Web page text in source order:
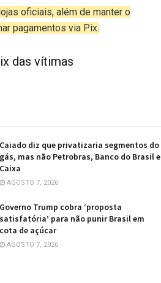
oficiais, além de manter o
pagamentos via Pix.
das vítimas
Caiado diz que privatizaria segmentos do
gás, mas não Petrobras, Banco do Brasil e
Caixa
AGOSTO 7, 2026
Governo Trump cobra ‘proposta
satisfatória’ para não punir Brasil em
cota de açúcar
AGOSTO 7, 2026